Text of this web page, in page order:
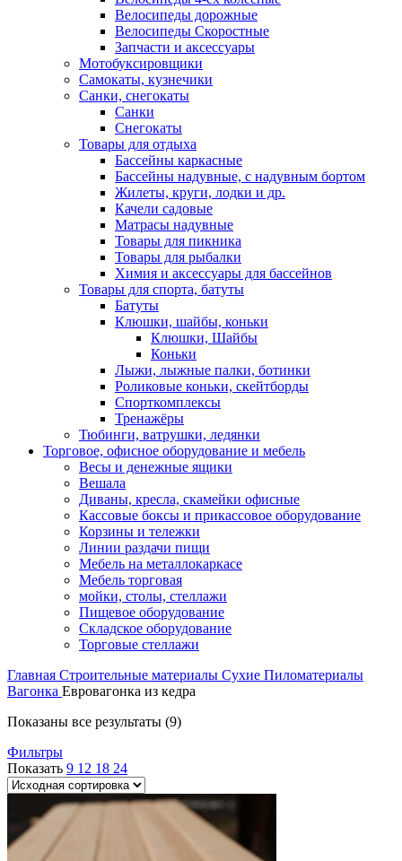
Велосипеды дорожные
Велосипеды Скоростные
Запчасти и аксессуары
Мотобуксировщики
Самокаты, кузнечики
Санки, снегокаты
Санки
Снегокаты
Товары для отдыха
Бассейны каркасные
Бассейны надувные, с надувным бортом
Жилеты, круги, лодки и др.
Качели садовые
Матрасы надувные
Товары для пикника
Товары для рыбалки
Химия и аксессуары для бассейнов
Товары для спорта, батуты
Батуты
Клюшки, шайбы, коньки
Клюшки, Шайбы
Коньки
Лыжи, лыжные палки, ботинки
Роликовые коньки, скейтборды
Спорткомплексы
Тренажёры
Тюбинги, ватрушки, ледянки
Торговое, офисное оборудование и мебель
Весы и денежные ящики
Вешала
Диваны, кресла, скамейки офисные
Кассовые боксы и прикассовое оборудование
Корзины и тележки
Линии раздачи пищи
Мебель на металлокаркасе
Мебель торговая
мойки, столы, стеллажи
Пищевое оборудование
Складское оборудование
Торговые стеллажи
Главная Строительные материалы Сухие Пиломатериалы
Вагонка Евровагонка из кедра
Показаны все результаты (9)
Фильтры
Показать 9 12 18 24